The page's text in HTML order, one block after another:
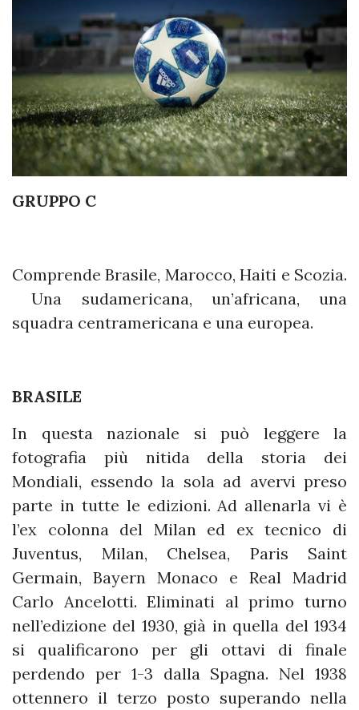
GRUPPO C
Comprende Brasile, Marocco, Haiti e Scozia.
Una sudamericana, un’africana, una
squadra centramericana e una europea.
BRASILE
In questa nazionale si può leggere la
fotografia più nitida della storia dei
Mondiali, essendo la sola ad avervi preso
parte in tutte le edizioni. Ad allenarla vi è
l’ex colonna del Milan ed ex tecnico di
Juventus, Milan, Chelsea, Paris Saint
Germain, Bayern Monaco e Real Madrid
Carlo Ancelotti. Eliminati al primo turno
nell’edizione del 1930, già in quella del 1934
si qualificarono per gli ottavi di finale
perdendo per 1-3 dalla Spagna. Nel 1938
ottennero il terzo posto superando nella